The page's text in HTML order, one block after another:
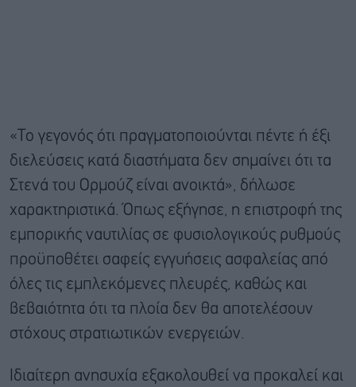
«Το γεγονός ότι πραγματοποιούνται πέντε ή έξι
διελεύσεις κατά διαστήματα δεν σημαίνει ότι τα
Στενά του Ορμούζ είναι ανοικτά», δήλωσε
χαρακτηριστικά. Όπως εξήγησε, η επιστροφή της
εμπορικής ναυτιλίας σε φυσιολογικούς ρυθμούς
προϋποθέτει σαφείς εγγυήσεις ασφαλείας από
όλες τις εμπλεκόμενες πλευρές, καθώς και
βεβαιότητα ότι τα πλοία δεν θα αποτελέσουν
στόχους στρατιωτικών ενεργειών.
Ιδιαίτερη ανησυχία εξακολουθεί να προκαλεί και